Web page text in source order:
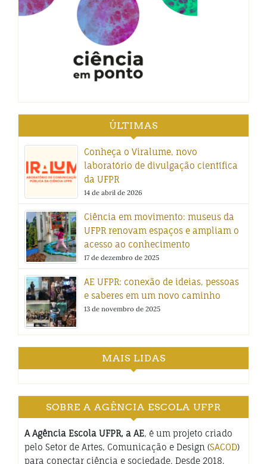
ÚLTIMAS
Conheça o Viralume, novo
laboratório de divulgação científica
da UFPR
14 de abril de 2026
Ciência em movimento: museus da
UFPR renovam espaços e ampliam o
acesso ao conhecimento
17 de dezembro de 2025
AE UFPR: conexão de ideias, pessoas
e saberes em um novo caminho
13 de novembro de 2025
MAIS LIDAS
SOBRE A AGÊNCIA ESCOLA UFPR
A Agência Escola UFPR, a AE, é um projeto criado
pelo Setor de Artes, Comunicação e Design (SACOD)
para conectar ciência e sociedade. Desde 2018,